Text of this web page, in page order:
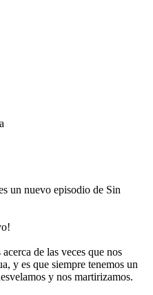
un nuevo episodio de Sin
de las veces que nos
y es que siempre tenemos un
y nos martirizamos.